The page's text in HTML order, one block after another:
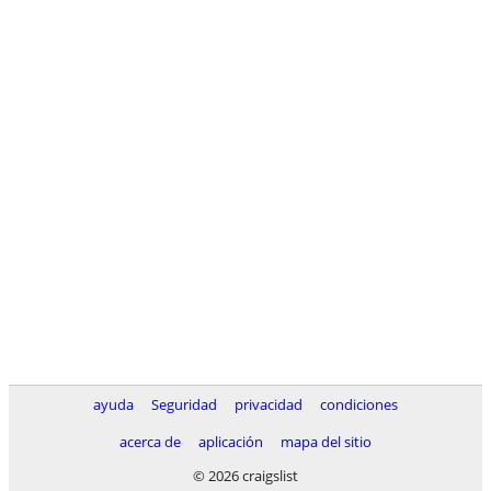
ayuda Seguridad privacidad
condiciones
acerca de
aplicación
mapa del sitio
© 2026 craigslist